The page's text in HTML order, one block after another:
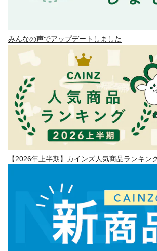
みんなの声でアップデートしました
【2026年上半期】カインズ人気商品ランキン